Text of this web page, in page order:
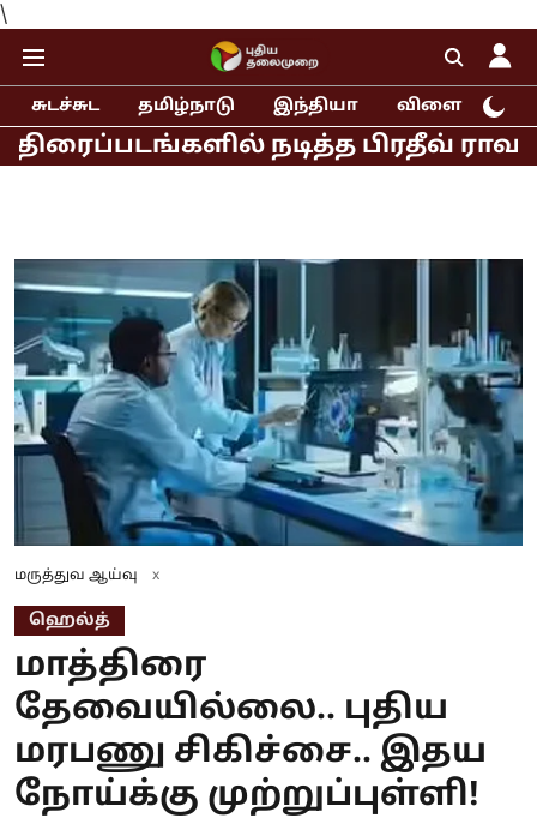
\
சுடச்சுட தமிழ்நாடு இந்தியா விளையாட்டு
நடித்த பிரதீவ் ராவத்
மருத்துவ ஆய்வு x
ஹெல்த்
மாத்திரை
தேவையில்லை.. புதிய
மரபணு சிகிச்சை.. இதய
நோய்க்கு முற்றுப்புள்ளி!